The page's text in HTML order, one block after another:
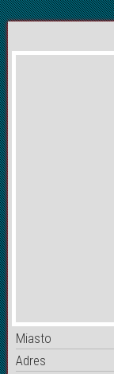
Miasto
Adres